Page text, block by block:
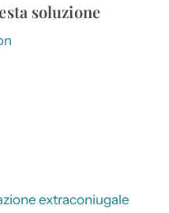
soluzione
extraconiugale